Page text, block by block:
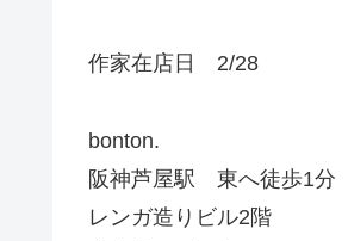
作家在店日 2/28
bonton.
阪神芦屋駅 東へ徒歩1分
レンガ造りビル2階